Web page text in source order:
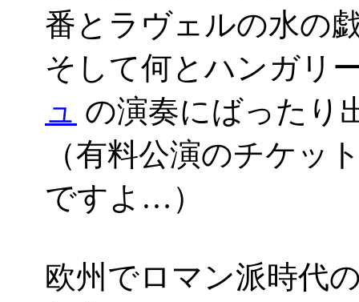
番とラヴェルの水の
そして何とハンガリ
ュ の演奏にばったり
（有料公演のチケッ
ですよ…）
欧州でロマン派時代